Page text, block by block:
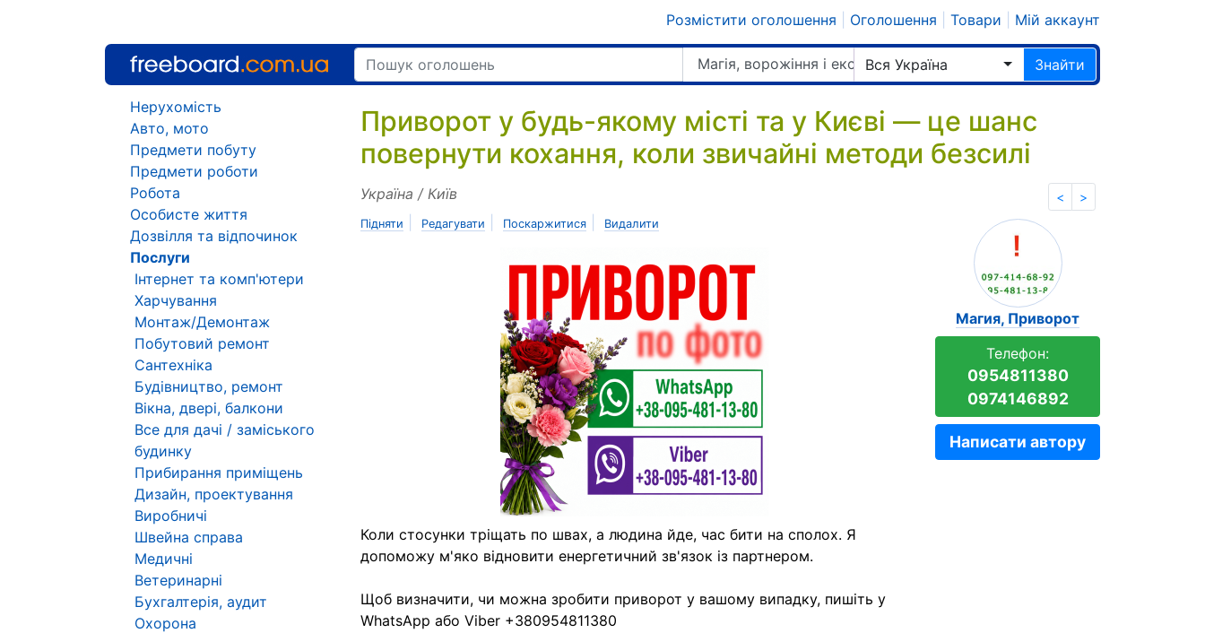
Розмістити оголошення Оголошення Товари Мій аккаунт
Магія, ворожіння і екстрасенси
Вся Україна Знайти
Приворот у будь-якому місті та у Києві — це шанс
повернути кохання, коли звичайні методи безсилі
< >
Україна / Київ
Підняти Редагувати Поскаржитися Видалити
Коли стосунки тріщать по швах, а людина йде, час бити на сполох. Я
допоможу м'яко відновити енергетичний зв'язок із партнером.
Щоб визначити, чи можна зробити приворот у вашому випадку, пишіть у
WhatsApp або Viber +380954811380
Магия, Приворот
Телефон:
0954811380
0974146892
Написати автору
Нерухомість
Авто, мото
Предмети побуту
Предмети роботи
Робота
Особисте життя
Дозвілля та відпочинок
Послуги
Інтернет та комп'ютери
Харчування
Монтаж/Демонтаж
Побутовий ремонт
Сантехніка
Будівництво, ремонт
Вікна, двері, балкони
Все для дачі / заміського
будинку
Прибирання приміщень
Дизайн, проектування
Виробничі
Швейна справа
Медичні
Ветеринарні
Бухгалтерія, аудит
Охорона